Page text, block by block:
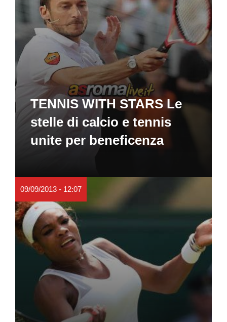
TENNIS WITH STARS Le
stelle di calcio e tennis
unite per beneficenza
09/09/2013 - 12:07